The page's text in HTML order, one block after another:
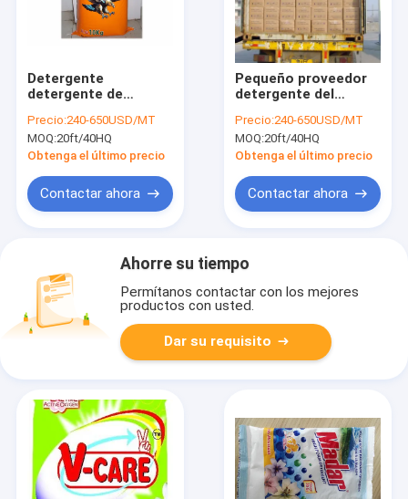
Detergente
detergente de
Precio:240-650USD/MT
MOQ:20ft/40HQ
Obtenga el último precio
Contactar ahora
Pequeño proveedor
detergente del
fábrica del
detergente para ropa
del polvo del
bolsita 15g 30g 35g
de África
Precio:240-650USD/MT
MOQ:20ft/40HQ
Obtenga el último precio
Contactar ahora
Ahorre su tiempo
Permítanos contactar con los mejores
productos con usted.
Dar su requisito